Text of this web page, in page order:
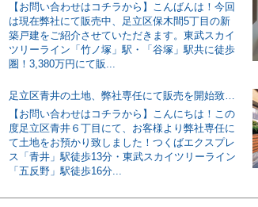
【お問い合わせはコチラから】こんばんは！今回
は現在弊社にて販売中、足立区保木間5丁目の新
築戸建をご紹介させていただきます。東武スカイ
ツリーライン「竹ノ塚」駅・「谷塚」駅共に徒歩
圏！3,380万円にて販...
足立区青井の土地、弊社専任にて販売を開始致しました(^^
【お問い合わせはコチラから】こんにちは！この
度足立区青井６丁目にて、お客様より弊社専任に
て土地をお預かり致しました！つくばエクスプレ
ス「青井」駅徒歩13分・東武スカイツリーライン
「五反野」駅徒歩16分...